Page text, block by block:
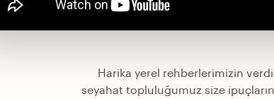
Harika yerel rehberlerimizin
seyahat topluluğumuz size